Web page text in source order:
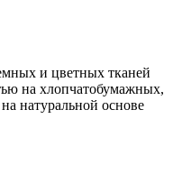
и цветных тканей
на хлопчатобумажных,
натуральной основе